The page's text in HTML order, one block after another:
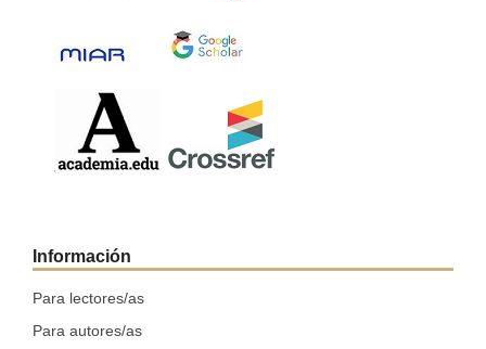
Información
Para lectores/as
Para autores/as